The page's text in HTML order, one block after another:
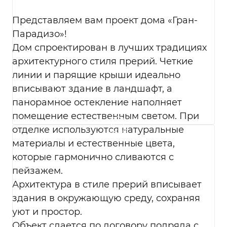
Представляем вам проект дома «Гран-
Парадизо»!
Дом спроектирован в лучших традициях
архитектурного стиля прерий. Четкие
линии и парящие крыши идеально
вписывают здание в ландшафт, а
панорамное остекление наполняет
помещение естественным светом. При
отделке используются натуральные
материалы и естественные цвета,
которые гармонично сливаются с
пейзажем.
Архитектура в стиле прерий вписывает
здания в окружающую среду, сохраняя
уют и простор.
Перечень действий с персональными
данными, на совершение которых дается
мое согласие, общее описание
используемых Оператором способов
обработки в соответствии с п. 3 ст. 3
Федерального закона от 27.07.2006 г. № 152-
ФЗ «О персональных данных». В ходе
обработки с персональными данными
будут совершены следующие действия:
сбор; запись; систематизация; накопление;
хранение; уточнение (обновление,
изменение); использование;
обезличивание; удаление; уничтожение.
Согласие дается, в том числе на
возможные информационные (рекламные)
оповещения (в т. ч. осуществления
информационных рассылок, рассылок о
маркетинговых мероприятиях,
специальных предложениях и акциях